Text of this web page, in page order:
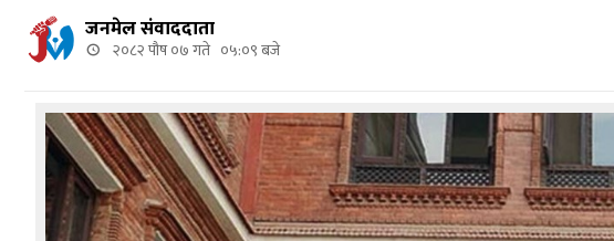
जनमेल संवाददाता
२०८२ पौष ०७ गते ०५:०९ बजे